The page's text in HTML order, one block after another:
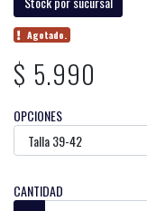
Agotado.
$ 5.990
OPCIONES
CANTIDAD